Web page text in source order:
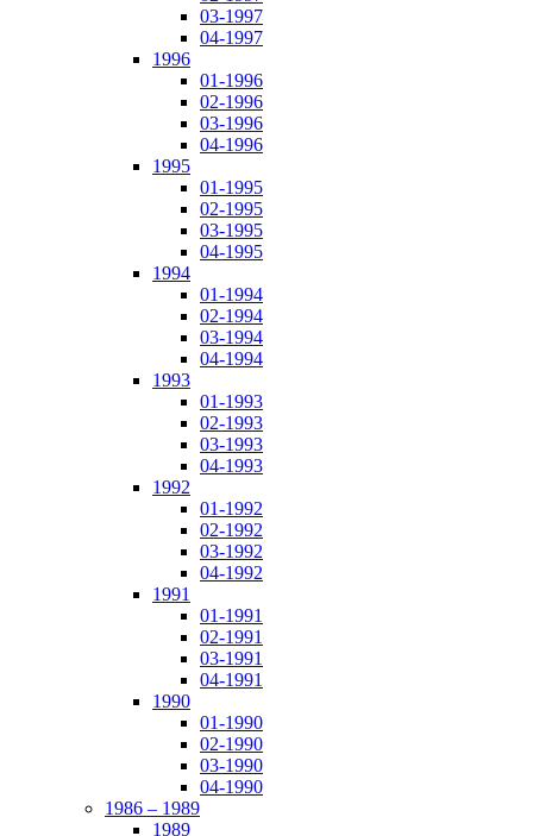
03-1997
04-1997
1996
01-1996
02-1996
03-1996
04-1996
1995
01-1995
02-1995
03-1995
04-1995
1994
01-1994
02-1994
03-1994
04-1994
1993
01-1993
02-1993
03-1993
04-1993
1992
01-1992
02-1992
03-1992
04-1992
1991
01-1991
02-1991
03-1991
04-1991
1990
01-1990
02-1990
03-1990
04-1990
1986 – 1989
1989